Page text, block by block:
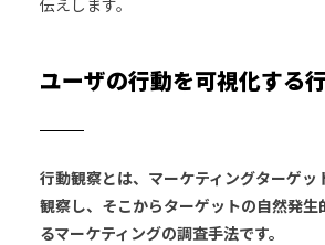
ユーザの行動を可視化する
行動観察とは、マーケティングターゲッ
観察し、そこからターゲットの自然発生
るマーケティングの調査手法です。